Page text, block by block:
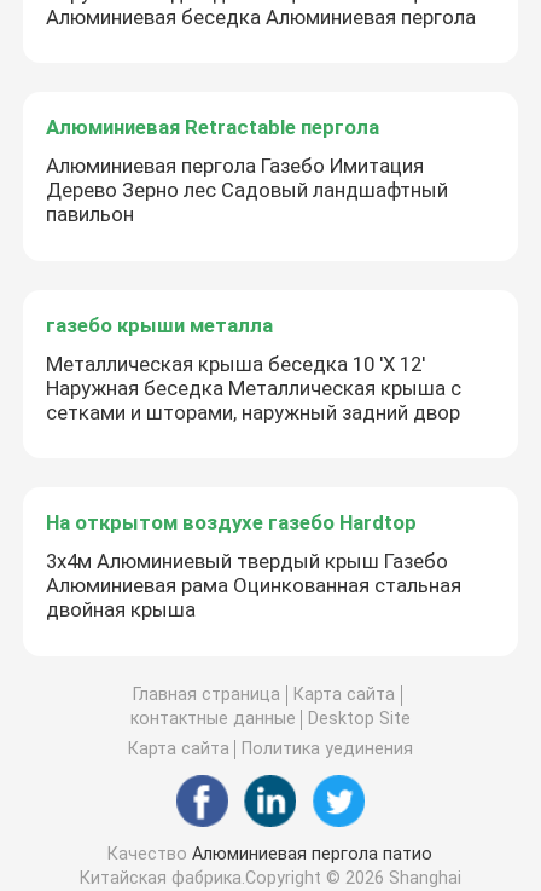
Алюминиевая беседка Алюминиевая пергола
Алюминиевая Retractable пергола
Алюминиевая пергола Газебо Имитация
Дерево Зерно лес Садовый ландшафтный
павильон
газебо крыши металла
Металлическая крыша беседка 10 'X 12'
Наружная беседка Металлическая крыша с
сетками и шторами, наружный задний двор
На открытом воздухе газебо Hardtop
3x4м Алюминиевый твердый крыш Газебо
Алюминиевая рама Оцинкованная стальная
двойная крыша
Главная страница
Карта сайта
контактные данные
Desktop Site
Карта сайта
Политика уединения
КачествоАлюминиевая пергола патио
Китайская фабрика.Copyright © 2026 Shanghai